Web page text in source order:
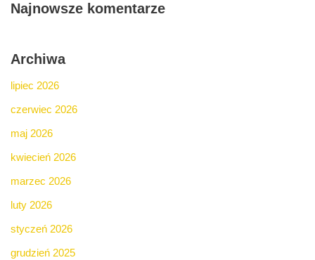
Najnowsze komentarze
Archiwa
lipiec 2026
czerwiec 2026
maj 2026
kwiecień 2026
marzec 2026
luty 2026
styczeń 2026
grudzień 2025